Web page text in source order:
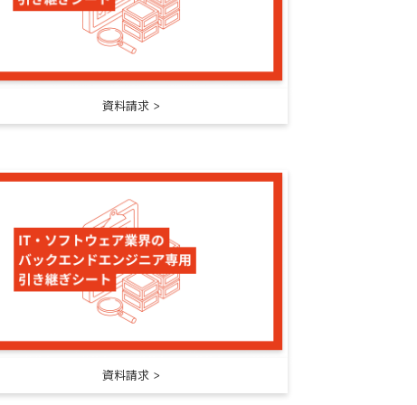
資料請求
資料請求